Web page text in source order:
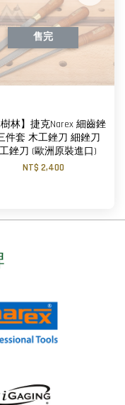
售完
樹林】捷克Narex 細齒銼
件套 木工銼刀 細銼刀
銼刀 (歐洲原裝進口)
NT$ 2,400